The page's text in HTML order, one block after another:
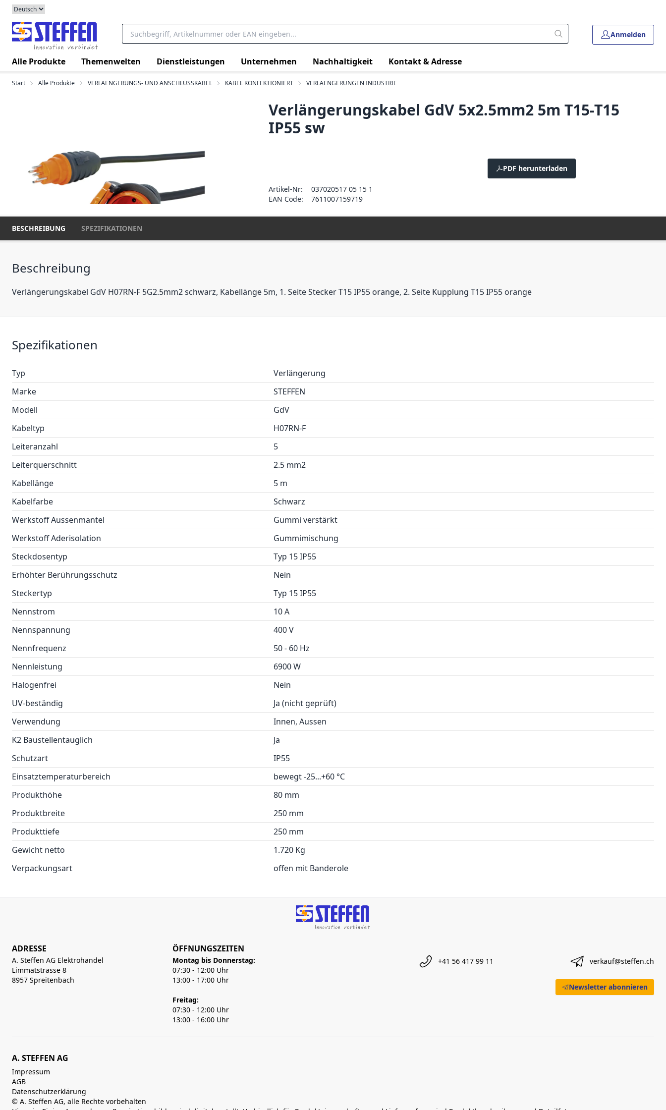
Anmelden
Alle Produkte Themenwelten Dienstleistungen Unternehmen Nachhaltigkeit Kontakt & Adresse
Start Alle Produkte VERLAENGERUNGS- UND ANSCHLUSSKABEL KABEL KONFEKTIONIERT VERLAENGERUNGEN INDUSTRIE
Verlängerungskabel GdV 5x2.5mm2 5m T15-T15
IP55 sw
PDF herunterladen
Artikel-Nr:
037020517 05 15 1
EAN Code:
7611007159719
BESCHREIBUNG SPEZIFIKATIONEN
Beschreibung
Verlängerungskabel GdV H07RN-F 5G2.5mm2 schwarz, Kabellänge 5m, 1. Seite Stecker T15 IP55 orange, 2. Seite Kupplung T15 IP55 orange
Spezifikationen
Typ
Verlängerung
Marke
STEFFEN
Modell
GdV
Kabeltyp
H07RN-F
Leiteranzahl
5
Leiterquerschnitt
2.5 mm2
Kabellänge
5 m
Kabelfarbe
Schwarz
Werkstoff Aussenmantel
Gummi verstärkt
Werkstoff Aderisolation
Gummimischung
Steckdosentyp
Typ 15 IP55
Erhöhter Berührungsschutz
Nein
Steckertyp
Typ 15 IP55
Nennstrom
10 A
Nennspannung
400 V
Nennfrequenz
50 - 60 Hz
Nennleistung
6900 W
Halogenfrei
Nein
UV-beständig
Ja (nicht geprüft)
Verwendung
Innen, Aussen
K2 Baustellentauglich
Ja
Schutzart
IP55
Einsatztemperaturbereich
bewegt -25...+60 °C
Produkthöhe
80 mm
Produktbreite
250 mm
Produkttiefe
250 mm
Gewicht netto
1.720 Kg
Verpackungsart
offen mit Banderole
ADRESSE
A. Steffen AG Elektrohandel
Limmatstrasse 8
8957 Spreitenbach
ÖFFNUNGSZEITEN
Montag bis Donnerstag:
07:30 - 12:00 Uhr
13:00 - 17:00 Uhr
Freitag:
07:30 - 12:00 Uhr
13:00 - 16:00 Uhr
+41 56 417 99 11 verkauf@steffen.ch
Newsletter abonnieren
A. STEFFEN AG
Impressum
AGB
Datenschutzerklärung
© A. Steffen AG, alle Rechte vorbehalten